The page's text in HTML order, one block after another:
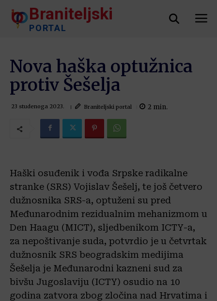
Braniteljski
PORTAL
Nova haška optužnica
protiv Šešelja
23 studenoga 2023. Braniteljski portal 2 min.
Haški osuđenik i vođa Srpske radikalne
stranke (SRS) Vojislav Šešelj, te još četvero
dužnosnika SRS-a, optuženi su pred
Međunarodnim rezidualnim mehanizmom u
Den Haagu (MICT), sljedbenikom ICTY-a,
za nepoštivanje suda, potvrdio je u četvrtak
dužnosnik SRS beogradskim medijima
Šešelja je Međunarodni kazneni sud za
bivšu Jugoslaviju (ICTY) osudio na 10
godina zatvora zbog zločina nad Hrvatima i